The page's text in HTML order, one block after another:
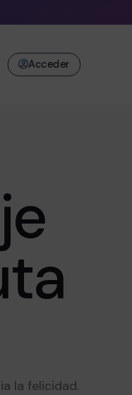
Acceder
la felicidad.